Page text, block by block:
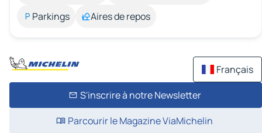
Parkings
Aires de repos
Français
S'inscrire à notre Newsletter
Parcourir le Magazine ViaMichelin